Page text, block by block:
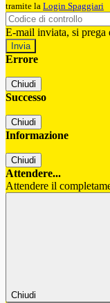
tramite la Login Spaggiari
E-mail inviata, si prega
Errore
Chiudi
Successo
Chiudi
Informazione
Chiudi
Attendere...
Attendere il
Chiudi